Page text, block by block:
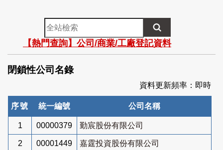
全
站
檢
索
【熱門查詢】公司/商業/工廠登記資料
閉鎖性公司名錄
資料更新頻率：即時
序號 統一編號 公司名稱
1 00000379 勤宸股份有限公司
2 00001449 嘉霆投資股份有限公司